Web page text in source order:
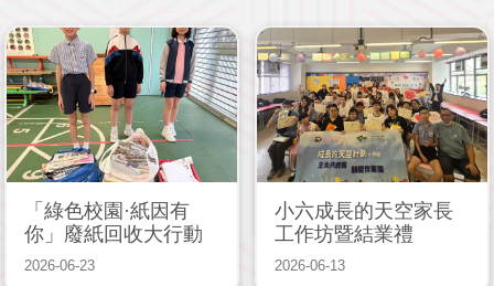
「綠色校園·紙因有
你」廢紙回收大行動
2026-06-23
小六成長的天空家長
工作坊暨結業禮
2026-06-13